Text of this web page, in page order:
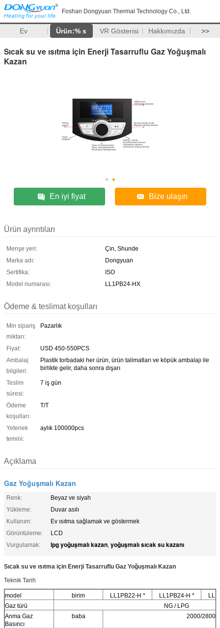
Foshan Dongyuan Thermal Technology Co., Ltd.
Ev Ürün:% s VR Gösterisi Hakkımızda >>
Sıcak su ve ısıtma için Enerji Tasarruflu Gaz Yoğuşmalı
Kazan
En iyi fiyat Bize ulaşın
Ürün ayrıntıları
Menşe yeri:
Çin, Shunde
Marka adı:
Dongyuan
Sertifika:
ISO
Model numarası:
LL1PB24-HX
Ödeme & teslimat koşulları
Min sipariş
miktarı:
Pazarlık
Fiyat:
USD 450-550PCS
Ambalaj
bilgileri:
Plastik torbadaki her ürün, ürün talimatları ve köpük ambalajı ile
birlikte gelir, daha sonra dışarı
Teslim
süresi:
7 iş gün
Ödeme
koşulları:
T/T
Yetenek
temini:
aylık 100000pcs
Açıklama
Gaz Yoğuşmalı Kazan
Renk:
Beyaz ve siyah
Yükleme:
Duvar asılı
Kullanım:
Ev ısıtma sağlamak ve göstermek
Görüntüleme:
LCD
Vurgulamak:
lpg yoğuşmalı kazan, yoğuşmalı sıcak su kazanı
Sıcak su ve ısıtma için Enerji Tasarruflu Gaz Yoğuşmalı Kazan
Teknik Tarih
model birim LL1PB22-H * LL1PB24-H *
Gaz türü
NG / LPG
Anma Gaz
Basıncı
baba 2000/2800